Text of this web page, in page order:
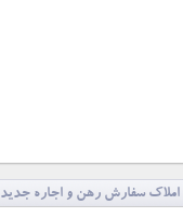
املاک سفارش رهن و اجاره جدید